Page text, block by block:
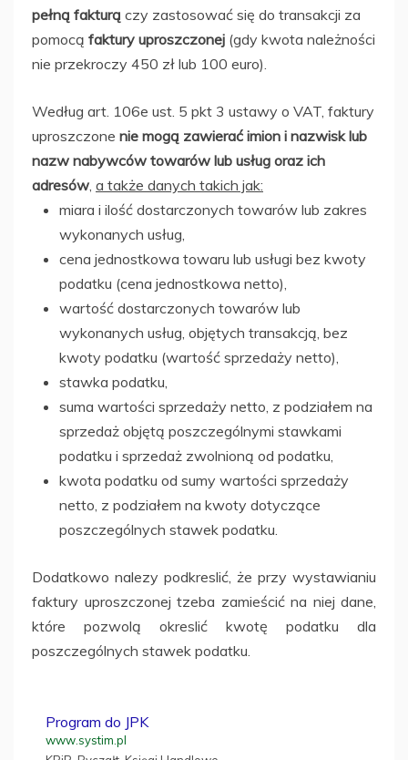
pełną fakturą czy zastosować się do transakcji za
pomocą faktury uproszczonej (gdy kwota należności
nie przekroczy 450 zł lub 100 euro).
Według art. 106e ust. 5 pkt 3 ustawy o VAT, faktury
uproszczone nie mogą zawierać imion i nazwisk lub
nazw nabywców towarów lub usług oraz ich
adresów a także danych takich jak:
miara i ilość dostarczonych towarów lub zakres
wykonanych usług,
cena jednostkowa towaru lub usługi bez kwoty
podatku (cena jednostkowa netto),
wartość dostarczonych towarów lub
wykonanych usług, objętych transakcją, bez
kwoty podatku (wartość sprzedaży netto),
stawka podatku,
suma wartości sprzedaży netto, z podziałem na
sprzedaż objętą poszczególnymi stawkami
podatku i sprzedaż zwolnioną od podatku,
kwota podatku od sumy wartości sprzedaży
netto, z podziałem na kwoty dotyczące
poszczególnych stawek podatku.
Dodatkowo nalezy podkreslić, że przy wystawianiu
faktury uproszczonej tzeba zamieścić na niej dane,
które pozwolą okreslić kwotę podatku dla
poszczególnych stawek podatku.
Program do JPK
www.systim.pl